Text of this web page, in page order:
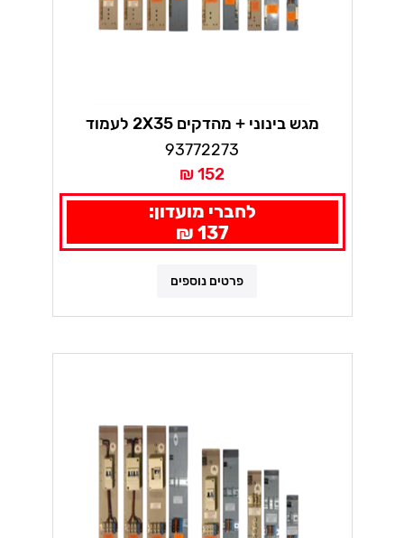
מגש בינוני + מהדקים 2X35 לעמוד
93772273
152 ₪
לחברי מועדון:
137 ₪
פרטים נוספים